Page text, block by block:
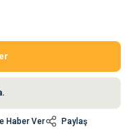
Haber Ver
Paylaş